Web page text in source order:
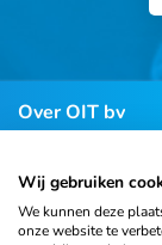
Over OIT bv
Klantenservice
Wij gebruiken
We kunnen deze
onze website te